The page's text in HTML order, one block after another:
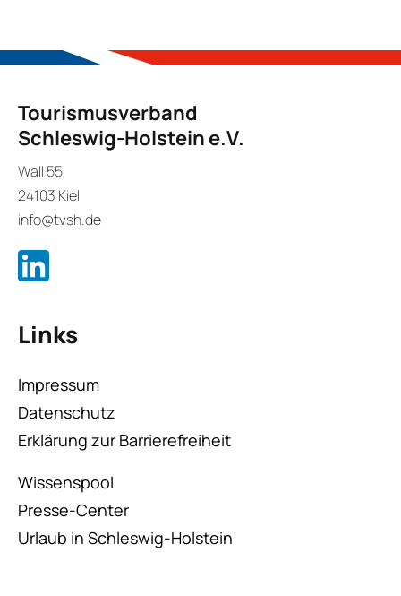
Tourismusverband
Schleswig-Holstein e.V.
Wall 55
24103 Kiel
info@tvsh.de
Links
Impressum
Datenschutz
Erklärung zur Barrierefreiheit
Wissenspool
Presse-Center
Urlaub in Schleswig-Holstein